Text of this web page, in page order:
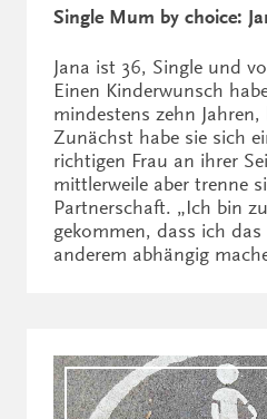
Single Mum by choice:
Jana ist 36, Single und
Einen Kinderwunsch
mindestens zehn Jahren,
Zunächst habe sie sich
richtigen Frau an ihrer
mittlerweile aber trenne
Partnerschaft. „Ich bin
gekommen, dass ich
anderem abhängig